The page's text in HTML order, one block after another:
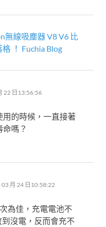
無線吸塵器 V8 V6 比
！ Fuchia Blog
22 日13:56:56
的時候，一直接著
嗎？
03 月 24 日10:58:22
為佳，充電電池不
沒電，反而會充不